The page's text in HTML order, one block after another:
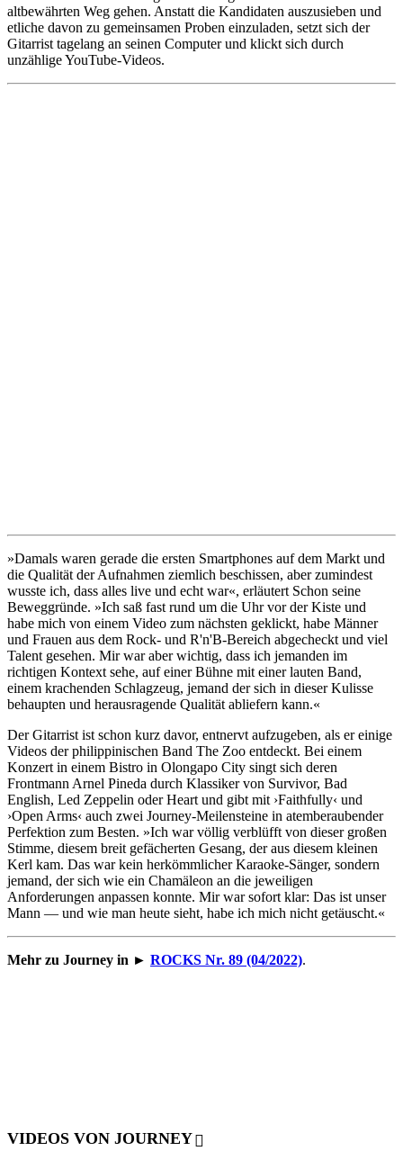
altbewährten Weg gehen. Anstatt die Kandidaten auszusieben und
etliche davon zu gemeinsamen Proben einzuladen, setzt sich der
Gitarrist tagelang an seinen Computer und klickt sich durch
unzählige YouTube-Videos.
»Damals waren gerade die ersten Smartphones auf dem Markt und
die Qualität der Aufnahmen ziemlich beschissen, aber zumindest
wusste ich, dass alles live und echt war«, erläutert Schon seine
Beweggründe. »Ich saß fast rund um die Uhr vor der Kiste und
habe mich von einem Video zum nächsten geklickt, habe Männer
und Frauen aus dem Rock- und R'n'B-Bereich abgecheckt und viel
Talent gesehen. Mir war aber wichtig, dass ich jemanden im
richtigen Kontext sehe, auf einer Bühne mit einer lauten Band,
einem krachenden Schlagzeug, jemand der sich in dieser Kulisse
behaupten und herausragende Qualität abliefern kann.«
Der Gitarrist ist schon kurz davor, entnervt aufzugeben, als er einige
Videos der philippinischen Band The Zoo entdeckt. Bei einem
Konzert in einem Bistro in Olongapo City singt sich deren
Frontmann Arnel Pineda durch Klassiker von Survivor, Bad
English, Led Zeppelin oder Heart und gibt mit ›Faithfully‹ und
›Open Arms‹ auch zwei Journey-Meilensteine in atemberaubender
Perfektion zum Besten. »Ich war völlig verblüfft von dieser großen
Stimme, diesem breit gefächerten Gesang, der aus diesem kleinen
Kerl kam. Das war kein herkömmlicher Karaoke-Sänger, sondern
jemand, der sich wie ein Chamäleon an die jeweiligen
Anforderungen anpassen konnte. Mir war sofort klar: Das ist unser
Mann — und wie man heute sieht, habe ich mich nicht getäuscht.«
Mehr zu Journey in ► ROCKS Nr. 89 (04/2022).
VIDEOS VON JOURNEY